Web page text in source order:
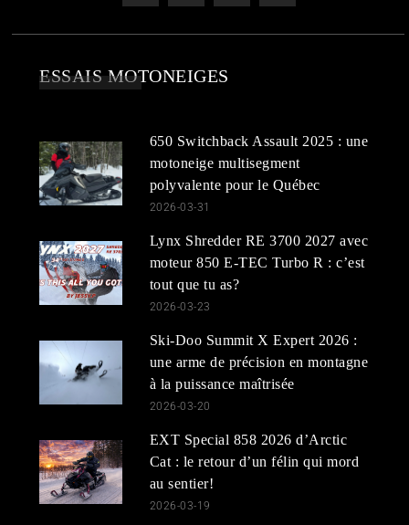
ESSAIS MOTONEIGES
650 Switchback Assault 2025 : une
motoneige multisegment
polyvalente pour le Québec
2026-03-31
Lynx Shredder RE 3700 2027 avec
moteur 850 E-TEC Turbo R : c’est
tout que tu as?
2026-03-23
Ski-Doo Summit X Expert 2026 :
une arme de précision en montagne
à la puissance maîtrisée
2026-03-20
EXT Special 858 2026 d’Arctic
Cat : le retour d’un félin qui mord
au sentier!
2026-03-19